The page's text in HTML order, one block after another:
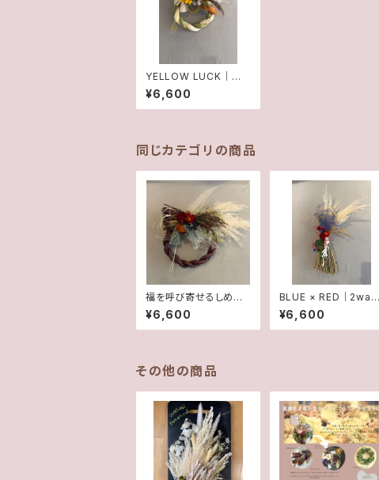
YELLOW LUCK｜縁
起を飾る 2wayしめ縄
セット
¥6,600
同じカテゴリの商品
福を呼び寄せるしめ飾
り2wayセット モダン
purple
¥6,600
BLUE × RED｜2way
しめ縄飾り
¥6,600
その他の商品